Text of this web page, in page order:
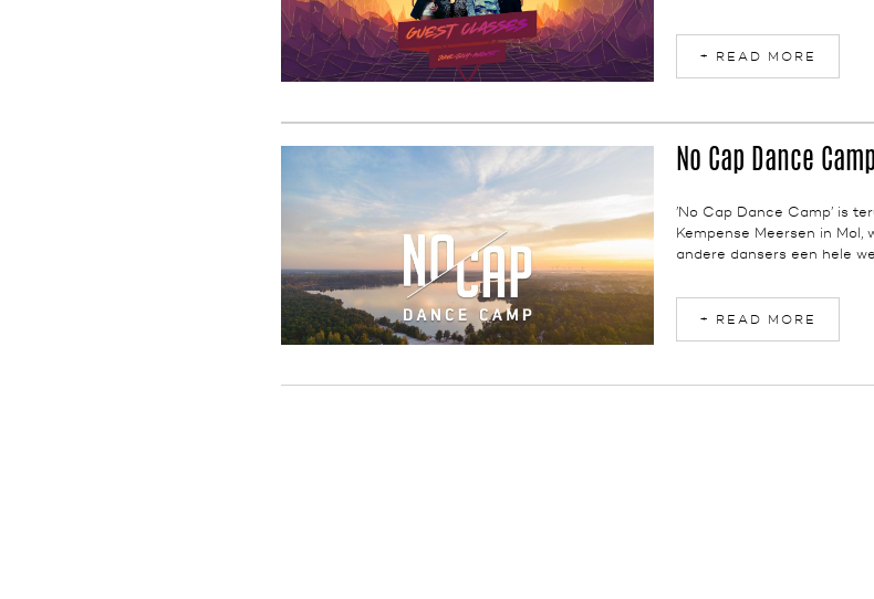
+ READ MORE
NEWS
No Cap Dance
’No Cap Dance Camp’ is
Kempense Meersen in
andere dansers een hele
+ READ MORE